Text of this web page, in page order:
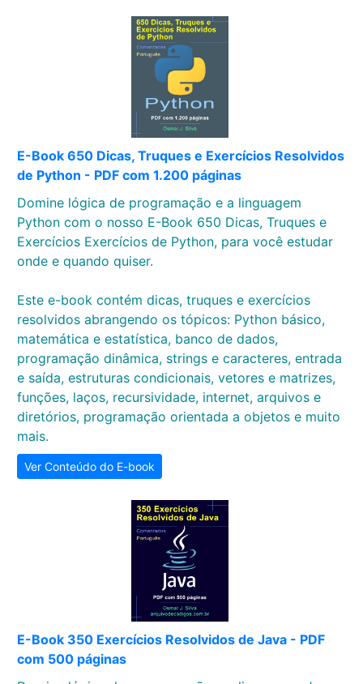
E-Book 650 Dicas, Truques e Exercícios Resolvidos
de Python - PDF com 1.200 páginas
Domine lógica de programação e a linguagem
Python com o nosso E-Book 650 Dicas, Truques e
Exercícios Exercícios de Python, para você estudar
onde e quando quiser.
Este e-book contém dicas, truques e exercícios
resolvidos abrangendo os tópicos: Python básico,
matemática e estatística, banco de dados,
programação dinâmica, strings e caracteres, entrada
e saída, estruturas condicionais, vetores e matrizes,
funções, laços, recursividade, internet, arquivos e
diretórios, programação orientada a objetos e muito
mais.
Ver Conteúdo do E-book
E-Book 350 Exercícios Resolvidos de Java - PDF
com 500 páginas